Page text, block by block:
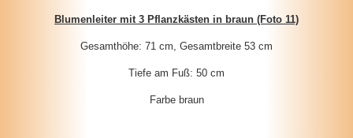
Blumenleiter mit 3 Pflanzkästen in braun (Foto 11)
Gesamthöhe: 71 cm, Gesamtbreite 53 cm
Tiefe am Fuß: 50 cm
Farbe braun